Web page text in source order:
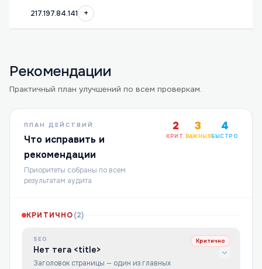
217.197.84.141
+
Рекомендации
Практичный план улучшений по всем проверкам.
ПЛАН ДЕЙСТВИЙ
Что исправить и
рекомендации
Приоритеты собраны по всем
результатам аудита
2
КРИТ.
3
ВАЖНЫХ
4
БЫСТРО
КРИТИЧНО(2)
SEO
Нет тега <title>
Заголовок страницы — один из главных
Критично